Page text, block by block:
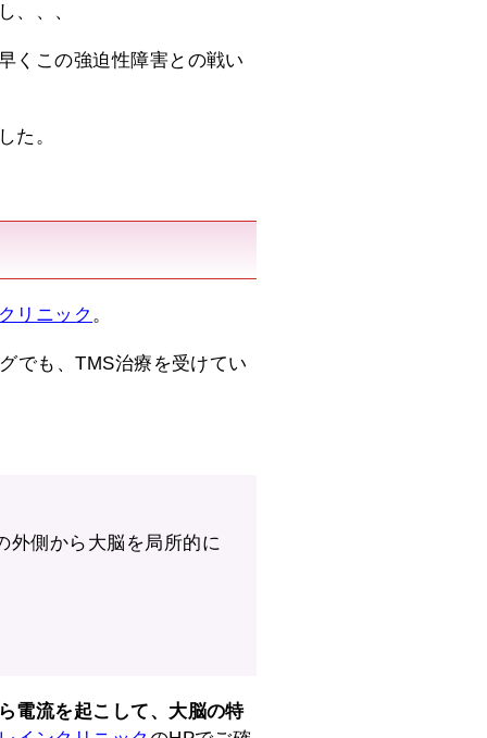
、、、
くこの強迫性障害との戦い
た。
リニック 。
でも、TMS治療を受けてい
外側から大脳を局所的に
電流を起こして、大脳の特